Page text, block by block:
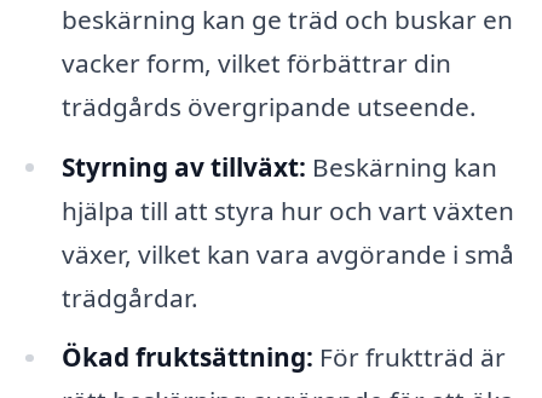
beskärning kan ge träd och buskar en
vacker form, vilket förbättrar din
trädgårds övergripande utseende.
Styrning av tillväxt: Beskärning kan
hjälpa till att styra hur och vart växten
växer, vilket kan vara avgörande i små
trädgårdar.
Ökad fruktsättning: För fruktträd är